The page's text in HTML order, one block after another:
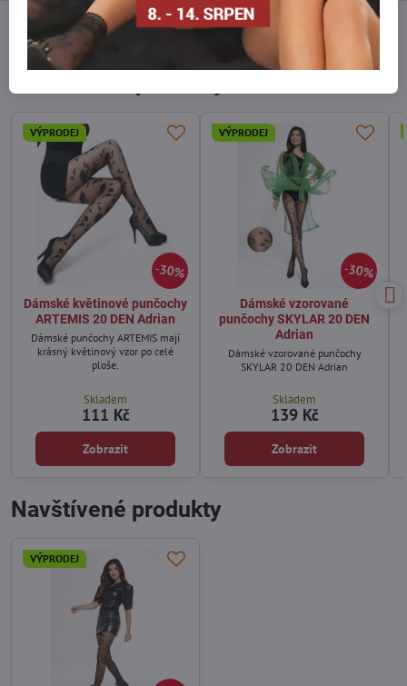
Reddit WhatsApp
30%
VÝPRODEJ
Dámské květinové punčochy
ARTEMIS 20 DEN Adrian
Dámské punčochy ARTEMIS mají
krásný květinový vzor po celé
ploše.
Skladem
111 Kč
Zobrazit
30%
VÝPRODEJ
Dámské vzorované
punčochy SKYLAR 20 DEN
Adrian
Dámské vzorované punčochy
SKYLAR 20 DEN Adrian
Skladem
139 Kč
Zobrazit
Navštívené produkty
VÝPRODEJ